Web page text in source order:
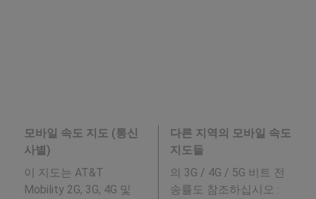
모바일 속도 지도 (통신
사별)
이 지도는 AT&T
Mobility 2G, 3G, 4G 및
다른 지역의 모바일 속도
지도들
의 3G / 4G / 5G 비트 전
송률도 참조하십시오 :